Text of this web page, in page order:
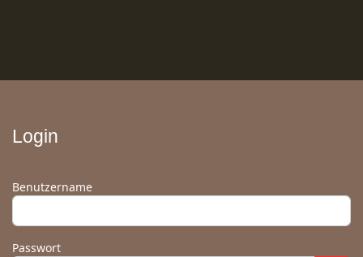
Login
Benutzername
Passwort